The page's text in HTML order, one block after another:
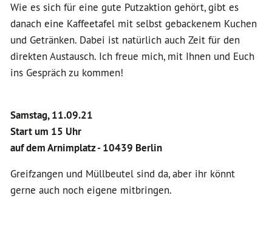
Wie es sich für eine gute Putzaktion gehört, gibt es
danach eine Kaffeetafel mit selbst gebackenem Kuchen
und Getränken. Dabei ist natürlich auch Zeit für den
direkten Austausch. Ich freue mich, mit Ihnen und Euch
ins Gespräch zu kommen!
Samstag, 11.09.21
Start um 15 Uhr
auf dem Arnimplatz - 10439 Berlin
Greifzangen und Müllbeutel sind da, aber ihr könnt
gerne auch noch eigene mitbringen.